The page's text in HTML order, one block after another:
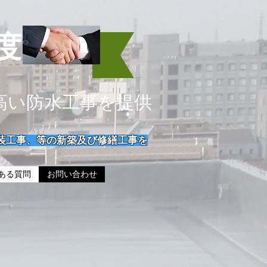
防水工事を提供
る質問 お問い合わせ
工事、等の新築及び修繕工事を